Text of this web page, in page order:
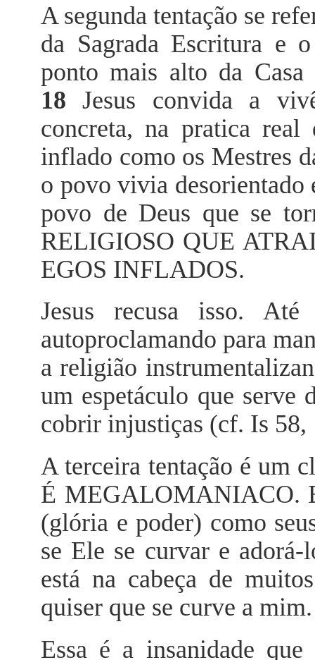
A segunda tentação se
da Sagrada Escritura e
ponto mais alto da
18Jesus convida a
concreta, na pratica
inflado como os Mestres
o povo vivia desorientado
povo de Deus que se
RELIGIOSO QUE
EGOS INFLADOS.
Jesus recusa isso.
autoproclamando para
a religião
um espetáculo que serve
cobrir injustiças (cf. Is 58,
A terceira tentação é um
É MEGALOMANIACO.
(glória e poder) como
se Ele se curvar e
está na cabeça de
quiser que se curve a mim.
Essa é a insanidade